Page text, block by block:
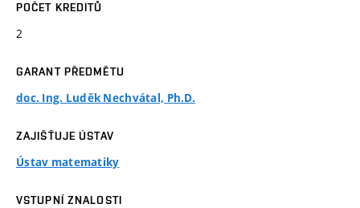
POČET KREDITŮ
2
GARANT PŘEDMĚTU
doc. Ing. Luděk Nechvátal, Ph.D.
ZAJIŠŤUJE ÚSTAV
Ústav matematiky
VSTUPNÍ ZNALOSTI